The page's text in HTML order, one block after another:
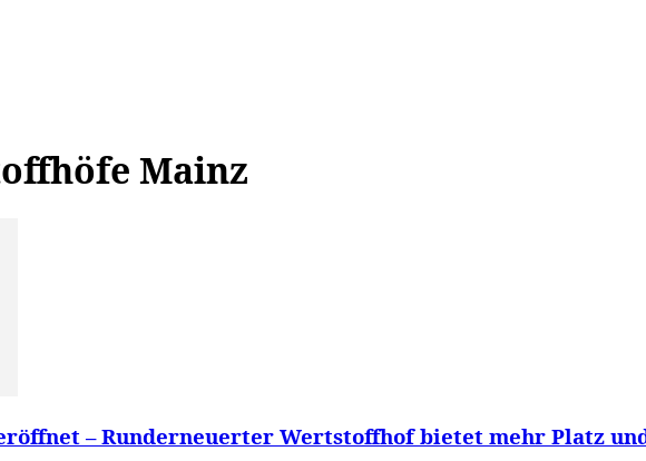
Mainz
– Runderneuerter Wertstoffhof bietet mehr Platz